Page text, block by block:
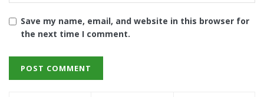
Save my name, email, and website in this browser for
the next time I comment.